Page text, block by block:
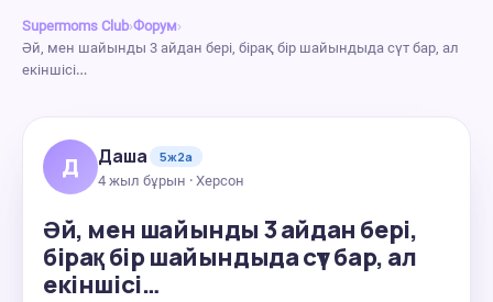
Supermoms Club›Форум›
Әй, мен шайынды 3 айдан бері, бірақ бір шайындыда сүт бар, ал
екіншісі…
Д Даша
5ж2а
4 жыл бұрын · Херсон
Әй, мен шайынды 3 айдан бері,
бірақ бір шайындыда сүт бар, ал
екіншісі…